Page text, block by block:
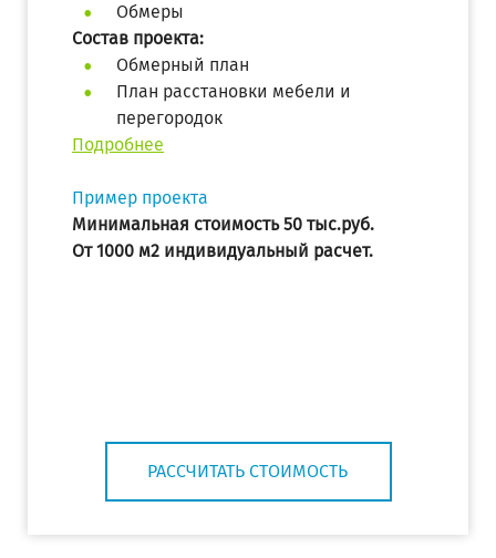
Обмеры
Состав проекта:
Обмерный план
План расстановки мебели и
перегородок
Подробнее
Пример проекта
Минимальная стоимость 50 тыс.руб.
От 1000 м2 индивидуальный расчет.
РАССЧИТАТЬ СТОИМОСТЬ